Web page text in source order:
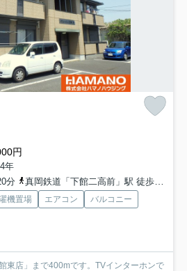
円
年
分
真岡鉄道「下館二高前」駅 徒歩37分
機置場 エアコン
バルコニー
東店」まで400mです。TVインターホンで